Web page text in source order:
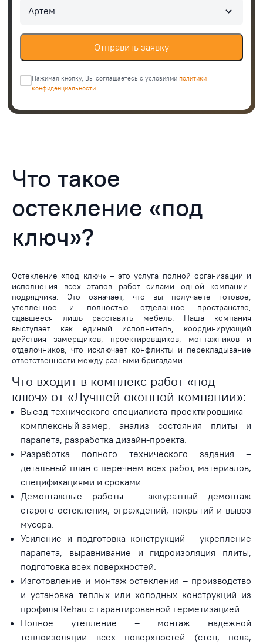
Артём
Отправить заявку
Нажимая кнопку, Вы соглашаетесь c условиями политики
конфиденциальности
Что такое
остекление «под
ключ»?
Остекление «под ключ» – это услуга полной организации и
исполнения всех этапов работ силами одной компании-
подрядчика. Это означает, что вы получаете готовое,
утепленное и полностью отделанное пространство,
сдавшееся лишь расставить мебель. Наша компания
выступает как единый исполнитель, координирующий
действия замерщиков, проектировщиков, монтажников и
отделочников, что исключает конфликты и перекладывание
ответственности между разными бригадами.
Что входит в комплекс работ «под
ключ» от «Лучшей оконной компании»:
Выезд технического специалиста-проектировщика –
комплексный замер, анализ состояния плиты и
парапета, разработка дизайн-проекта.
Разработка полного технического задания –
детальный план с перечнем всех работ, материалов,
спецификациями и сроками.
Демонтажные работы – аккуратный демонтаж
старого остекления, ограждений, покрытий и вывоз
мусора.
Усиление и подготовка конструкций – укрепление
парапета, выравнивание и гидроизоляция плиты,
подготовка всех поверхностей.
Изготовление и монтаж остекления – производство
и установка теплых или холодных конструкций из
профиля Rehau с гарантированной герметизацией.
Полноеутепление – монтаж надежной
теплоизоляции всех поверхностей (стен, пола,